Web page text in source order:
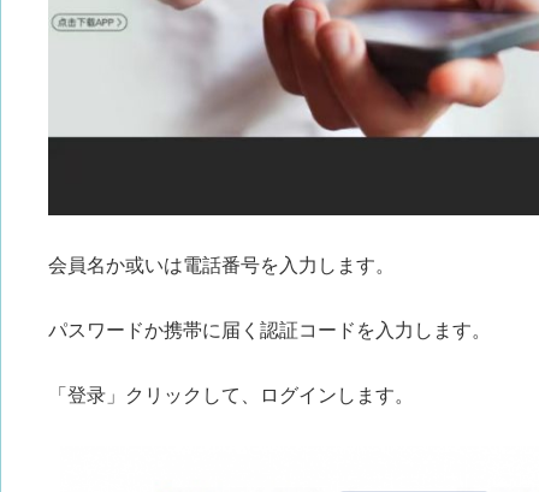
会員名か或いは電話番号を入力します。
パスワードか携帯に届く認証コードを入力します。
「登录」クリックして、ログインします。